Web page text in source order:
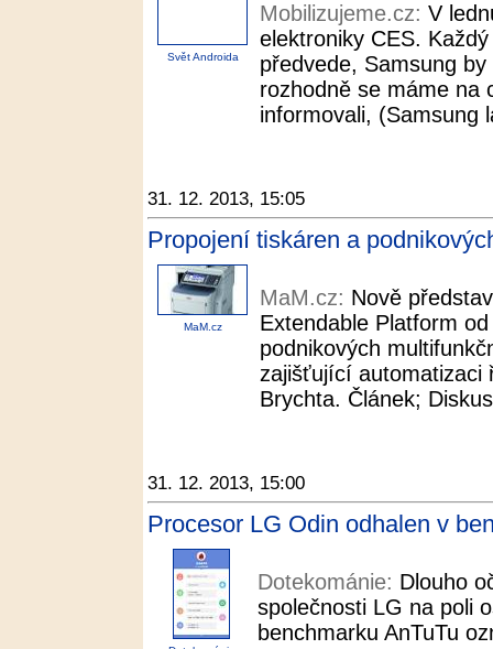
Svět Androida
Mobilizujeme.cz: V
elektroniky CES.
předvede, Samsung
rozhodně se máme na
informovali, (Samsung
31. 12. 2013, 15:05
Propojení tiskáren a
MaM.cz
MaM.cz: Nově
Extendable Platform
podnikových
zajišťující automatizaci
Brychta. Článek;
31. 12. 2013, 15:00
Procesor LG Odin odhalen v
Dotekománie: Dlouho
společnosti LG na poli
benchmarku AnTuTu